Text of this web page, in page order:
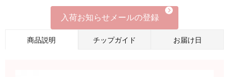
入荷お知らせメールの登録
商品説明 チップガイド お届け日